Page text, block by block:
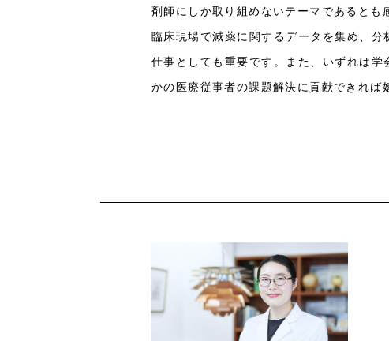
剤師にしか取り組めないテーマであるとも
臨床現場で減薬に関するデータを集め、
仕事としても重要です。また、いずれは
かの医療従事者の課題解決に貢献できれば